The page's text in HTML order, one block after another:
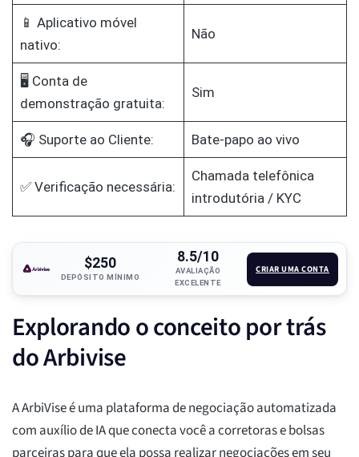
📱 Aplicativo móvel
nativo:
Não
🖥️ Conta de
demonstração gratuita:
Sim
🎧 Suporte ao Cliente: Bate-papo ao vivo
✅ Verificação necessária:
Chamada telefônica
introdutória / KYC
$250
DEPÓSITO MÍNIMO
8.5/10
AVALIAÇÃO
EXCELENTE
CRIAR UMA CONTA
Explorando o conceito por trás
do Arbivise
A ArbiVise é uma plataforma de negociação automatizada
com auxílio de IA que conecta você a corretoras e bolsas